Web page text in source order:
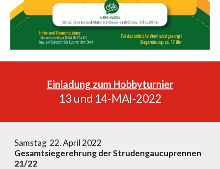
Einladung zum Hobbyturnier
13 und 14-MAI-2022
Samstag 22. April 2022
Gesamtsiegerehrung der Strudengaucuprennen
21/22